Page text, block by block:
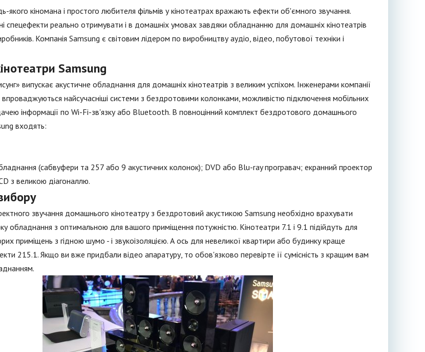
якого кіномана і простого любителя фільмів у кінотеатрах вражають ефекти об'ємного звучання.
спецефекти реально отримувати і в домашніх умовах завдяки обладнанню для домашніх кінотеатрів
Компанія Samsung є світовим лідером по виробництву аудіо, відео, побутової техніки і
Samsung
випускає акустичне обладнання для домашніх кінотеатрів з великим успіхом. Інженерами компанії
впроваджуються найсучасніші системи з бездротовими колонками, можливістю підключення мобільних
інформації по Wi-Fi-зв'язку або Bluetooth. В повноцінний комплект бездротового домашнього
входять:
(сабвуфери та 257 або 9 акустичних колонок); DVD або Blu-ray програвач; екранний проектор
з великою діагоналлю.
звучання домашнього кінотеатру з бездротовий акустикою Samsung необхідно врахувати
обладнання з оптимальною для вашого приміщення потужністю. Кінотеатри 7.1 і 9.1 підійдуть для
приміщень з гідною шумо - і звукоізоляцією. А ось для невеликої квартири або будинку краще
215.1. Якщо ви вже придбали відео апаратуру, то обов'язково перевірте її сумісність з кращим вам